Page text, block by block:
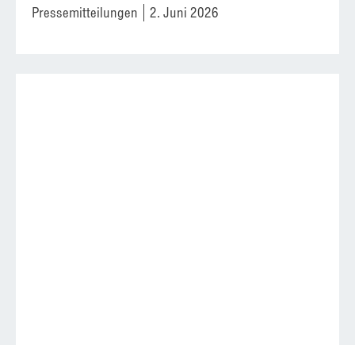
Pressemitteilungen 2. Juni 2026